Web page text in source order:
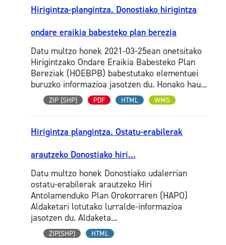
Hirigintza-plangintza. Donostiako hirigintza
ondare eraikia babesteko plan berezia
Datu multzo honek 2021-03-25ean onetsitako
Hirigintzako Ondare Eraikia Babesteko Plan
Bereziak (HOEBPB) babestutako elementuei
buruzko informazioa jasotzen du. Honako hau...
ZIP (SHP) PDF HTML WMS
Hirigintza plangintza. Ostatu-erabilerak
arautzeko Donostiako hiri...
Datu multzo honek Donostiako udalerrian
ostatu-erabilerak arautzeko Hiri
Antolamenduko Plan Orokorraren (HAPO)
Aldaketari lotutako lurralde-informazioa
jasotzen du. Aldaketa...
ZIP(SHP) HTML